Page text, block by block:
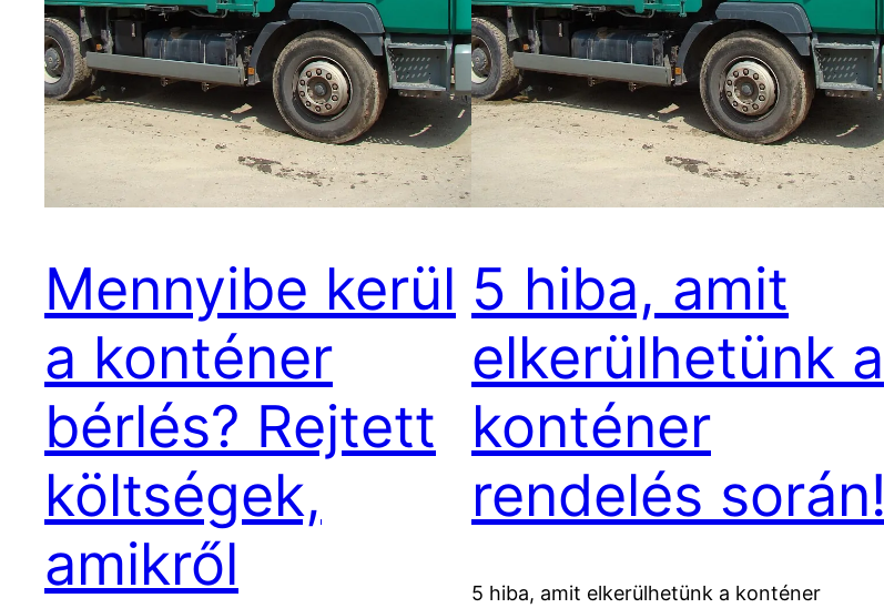
Mennyibe kerül
a konténer
bérlés? Rejtett
költségek,
amikről
5 hiba, amit
elkerülhetünk a
konténer
rendelés során!
5 hiba, amit elkerülhetünk a konténer